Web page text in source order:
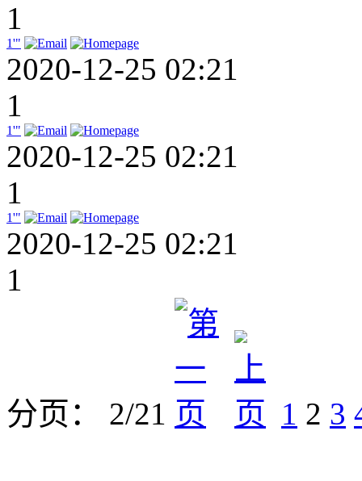
1
1'"
2020-12-25 02:21
1
1'"
2020-12-25 02:21
1
1'"
2020-12-25 02:21
1
分页： 2/21 1 2 3